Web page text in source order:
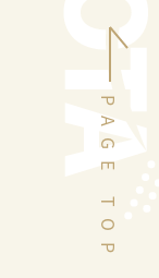
PAGE TOP